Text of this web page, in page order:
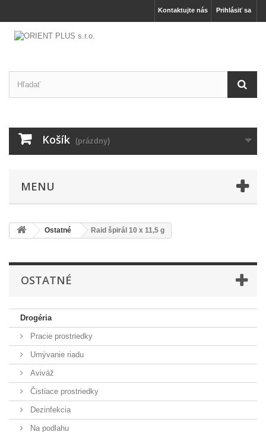
Prihlásiť sa
Kontaktujte nás
Košík (prázdny)
MENU
Ostatné Raid špirál 10 x 11,5 g
OSTATNÉ
Drogéria
Pracie prostriedky
Umývanie riadu
Aviváž
Čistiace prostriedky
Dezinfekcia
Na podlahu